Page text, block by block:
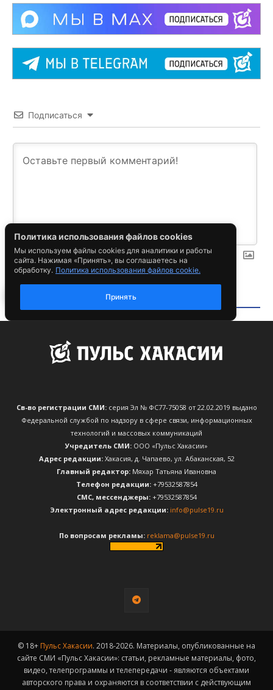
Св-во регистрации СМИ:серия Эл № ФС77-75058 от 22.02.2019 выдано
Федеральной службой по надзору в сфере связи, информационных
технологий и массовых коммуникаций
Учредитель СМИ: ООО «Пульс Хакасии»
Адрес редакции:Хакасия, д. Чапаево, ул. Абаканская, 52
Главный редактор: Мяхар Татьяна Ивановна
Телефон редакции:+79532587854
CМС, мессенджеры:+79532587854
Электронный адрес редакции: info@pulse19.ru
По вопросам рекламы: reklama@pulse19.ru
© 18+ Пульс Хакасии. 2018-2026. Материалы, опубликованные на
сайте СМИ «Пульс Хакасии»: статьи, рекламные материалы, фото,
видео, телепрограммы и телепередачи - являются объектами
авторского права и охраняются в соответствии с действующим